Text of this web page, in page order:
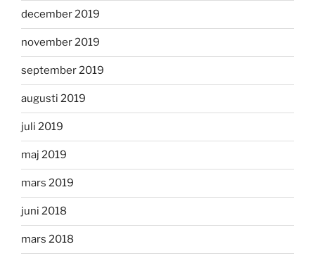
december 2019
november 2019
september 2019
augusti 2019
juli 2019
maj 2019
mars 2019
juni 2018
mars 2018